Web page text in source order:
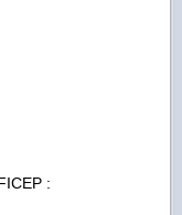
: